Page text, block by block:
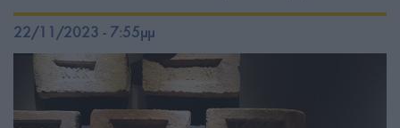
22/11/2023 - 7:55μμ